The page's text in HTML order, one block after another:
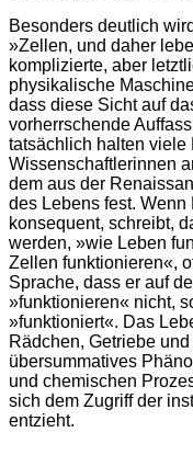
Besonders deutlich
»Zellen, und daher
komplizierte, aber
physikalische
dass diese Sicht auf
vorherrschende
tatsächlich halten viele
Wissenschaftlerinnen
dem aus der
des Lebens fest.
konsequent, schreibt,
werden, »wie Leben
Zellen funktionieren«,
Sprache, dass er auf
»funktionieren« nicht,
»funktioniert«. Das
Rädchen, Getriebe
übersummatives
und chemischen
sich dem Zugriff der
entzieht.